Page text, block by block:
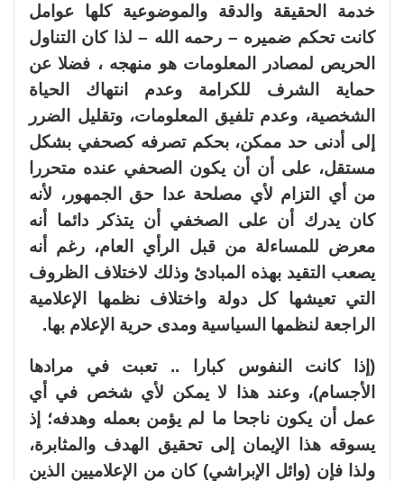
خدمة الحقيقة والدقة والموضوعية كلها عوامل
كانت تحكم ضميره – رحمه الله – لذا كان التناول
الحريص لمصادر المعلومات هو منهجه ، فضلا عن
حماية الشرف للكرامة وعدم انتهاك الحياة
الشخصية، وعدم تلفيق المعلومات، وتقليل الضرر
إلى أدنى حد ممكن، بحكم تصرفه كصحفي بشكل
مستقل، على أن أن يكون الصحفي عنده متحررا
من أي التزام لأي مصلحة عدا حق الجمهور، لأنه
كان يدرك أن على الصخفي أن يتذكر دائما أنه
معرض للمساءلة من قبل الرأي العام، رغم أنه
يصعب التقيد بهذه المبادئ وذلك لاختلاف الظروف
التي تعيشها كل دولة واختلاف نظمها الإعلامية
الراجعة لنظمها السياسية ومدى حرية الإعلام بها.
(إذا كانت النفوس كبارا .. تعبت في مرادها
الأجسام)، وعند هذا لا يمكن لأي شخص في أي
عمل أن يكون ناجحا ما لم يؤمن بعمله وهدفه؛ إذ
يسوقه هذا الإيمان إلى تحقيق الهدف والمثابرة،
ولذا فإن (وائل الإبراشي) كان من الإعلاميين الذين